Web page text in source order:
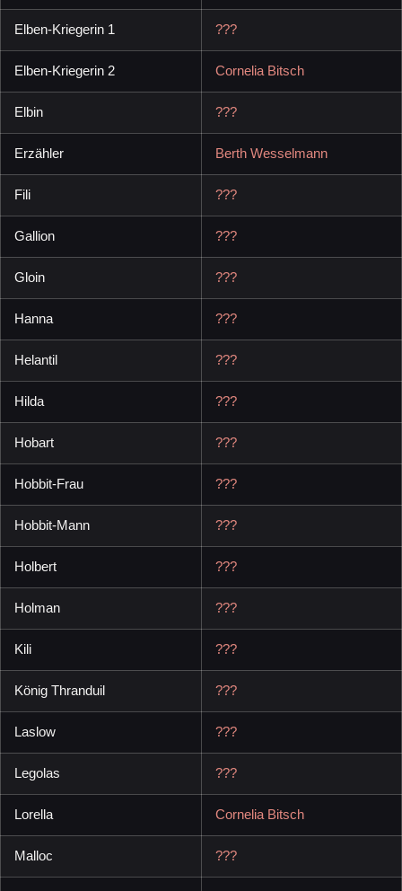
Elben-Kriegerin 1 ???
Elben-Kriegerin 2 Cornelia Bitsch
Elbin ???
Erzähler Berth Wesselmann
Fili ???
Gallion ???
Gloin ???
Hanna ???
Helantil ???
Hilda ???
Hobart ???
Hobbit-Frau ???
Hobbit-Mann ???
Holbert ???
Holman ???
Kili ???
König Thranduil ???
Laslow ???
Legolas ???
Lorella Cornelia Bitsch
Malloc ???